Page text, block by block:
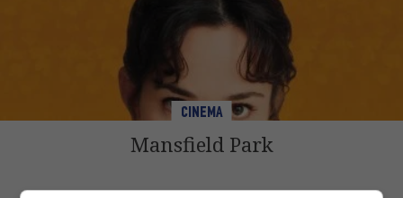
CINEMA
Mansfield Park